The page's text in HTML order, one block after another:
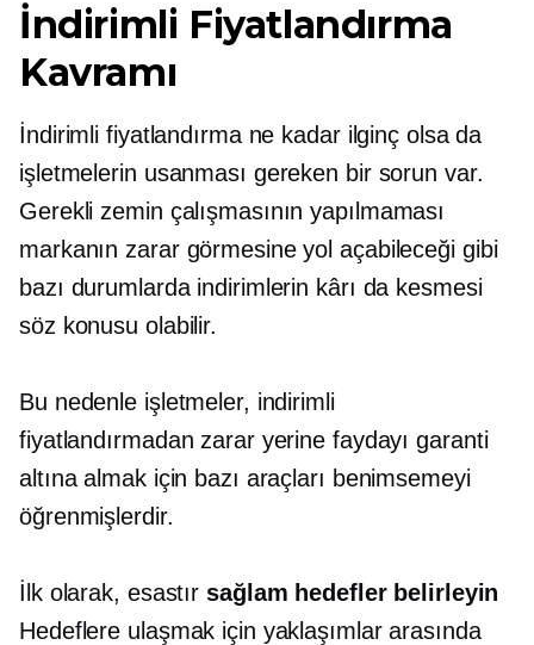
İndirimli Fiyatlandırma
Kavramı
İndirimli fiyatlandırma ne kadar ilginç olsa da
işletmelerin usanması gereken bir sorun var.
Gerekli zemin çalışmasının yapılmaması
markanın zarar görmesine yol açabileceği gibi
bazı durumlarda indirimlerin kârı da kesmesi
söz konusu olabilir.
Bu nedenle işletmeler, indirimli
fiyatlandırmadan zarar yerine faydayı garanti
altına almak için bazı araçları benimsemeyi
öğrenmişlerdir.
İlk olarak, esastır sağlam hedefler belirleyin
Hedeflere ulaşmak için yaklaşımlar arasında